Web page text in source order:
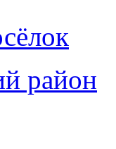
район